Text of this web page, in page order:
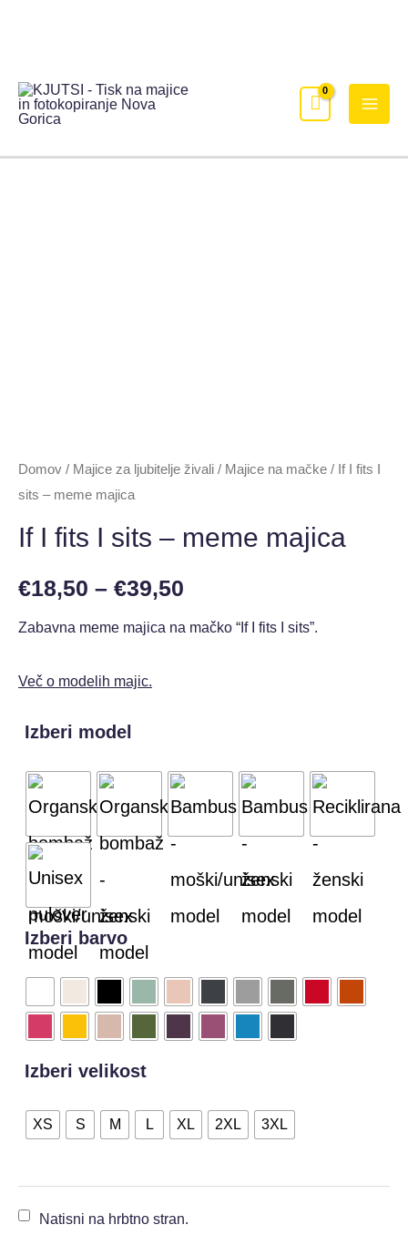
Domov / Majice za ljubitelje živali / Majice na mačke / If I fits I
sits – meme majica
If I fits I sits – meme majica
€18,50 – €39,50
Zabavna meme majica na mačko “If I fits I sits”.
Več o modelih majic.
Izberi model
Izberi barvo
Izberi velikost
XS S M L XL 2XL 3XL
Natisni na hrbtno stran.